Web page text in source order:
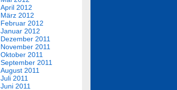
April 2012
März 2012
Februar 2012
Januar 2012
Dezember 2011
November 2011
Oktober 2011
September 2011
August 2011
Juli 2011
Juni 2011